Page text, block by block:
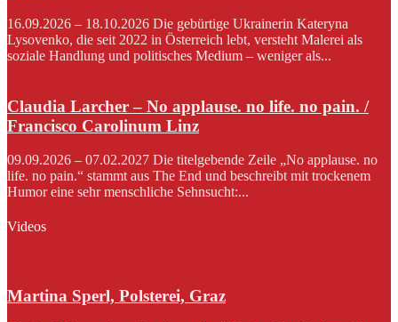
16.09.2026 – 18.10.2026 Die gebürtige Ukrainerin Kateryna
Lysovenko, die seit 2022 in Österreich lebt, versteht Malerei als
soziale Handlung und politisches Medium – weniger als...
Claudia Larcher – No applause. no life. no pain. /
Francisco Carolinum Linz
09.09.2026 – 07.02.2027 Die titelgebende Zeile „No applause. no
life. no pain.“ stammt aus The End und beschreibt mit trockenem
Humor eine sehr menschliche Sehnsucht:...
Videos
Martina Sperl, Polsterei, Graz